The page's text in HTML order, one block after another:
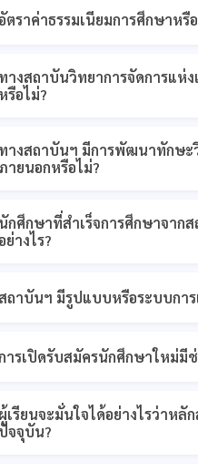
ตราค่าธรรมเนียมการศึกษาห
างสถาบันวิทยาการจัดการแห่
รือไม่?
างสถาบันฯ มีการพัฒนาทักษะ
ายนอกหรือไม่?
กศึกษาที่สำเร็จการศึกษาจาก
ย่างไร?
ถาบันฯ มีรูปแบบหรือระบบการ
ารเปิดรับสมัครนักศึกษาใหม่มีช่
เรียนจะมั่นใจได้อย่างไรว่าห
จจุบัน?